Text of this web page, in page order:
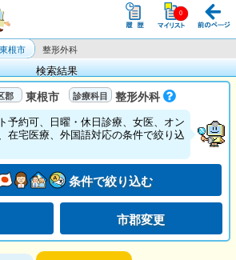
東根市 整形外科
検索結果
東根市 整形外科
予約可、日曜・休日診療、女医、オン
在宅医療、外国語対応の条件で絞り込
条件で絞り込む
市郡変更